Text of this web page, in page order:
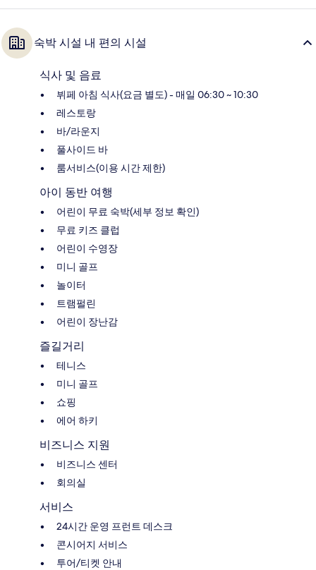
숙박 시설 내 편의 시설
식사 및 음료
뷔페 아침 식사(요금 별도) - 매일 06:30 ~ 10:30
레스토랑
바/라운지
풀사이드 바
룸서비스(이용 시간 제한)
아이 동반 여행
어린이 무료 숙박(세부 정보 확인)
무료 키즈 클럽
어린이 수영장
미니 골프
놀이터
트램펄린
어린이 장난감
즐길거리
테니스
미니 골프
쇼핑
에어 하키
비즈니스 지원
비즈니스 센터
회의실
서비스
24시간 운영 프런트 데스크
콘시어지 서비스
투어/티켓 안내